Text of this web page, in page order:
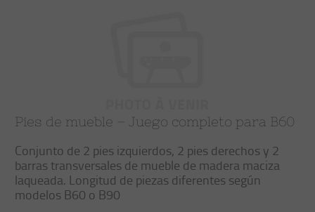
Pies de mueble – Juego completo para B60
Conjunto de 2 pies izquierdos, 2 pies derechos y 2
barras transversales de mueble de madera maciza
laqueada. Longitud de piezas diferentes según
modelos B60 o B90